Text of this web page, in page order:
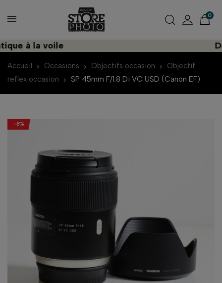
0
la voile
Accueil Occasions Objectifs occasion
Objectif
reflex occasion
SP 45mm F/1.8 Di VC USD (Canon EF)
-8%